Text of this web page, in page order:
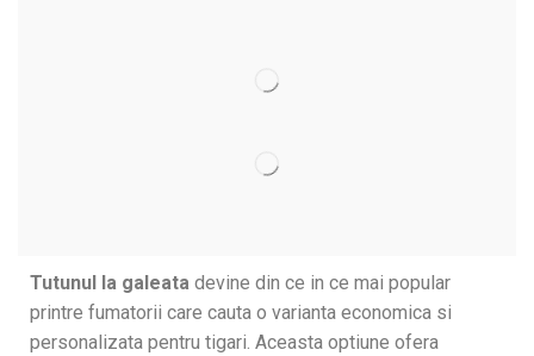
Tutunul la galeata devine din ce in ce mai popular
printre fumatorii care cauta o varianta economica si
personalizata pentru tigari. Aceasta optiune ofera